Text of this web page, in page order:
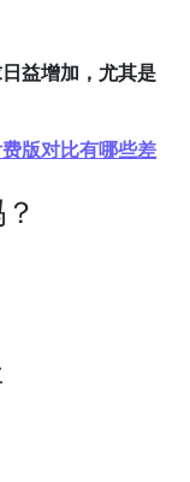
益增加，尤其是
版对比有哪些差